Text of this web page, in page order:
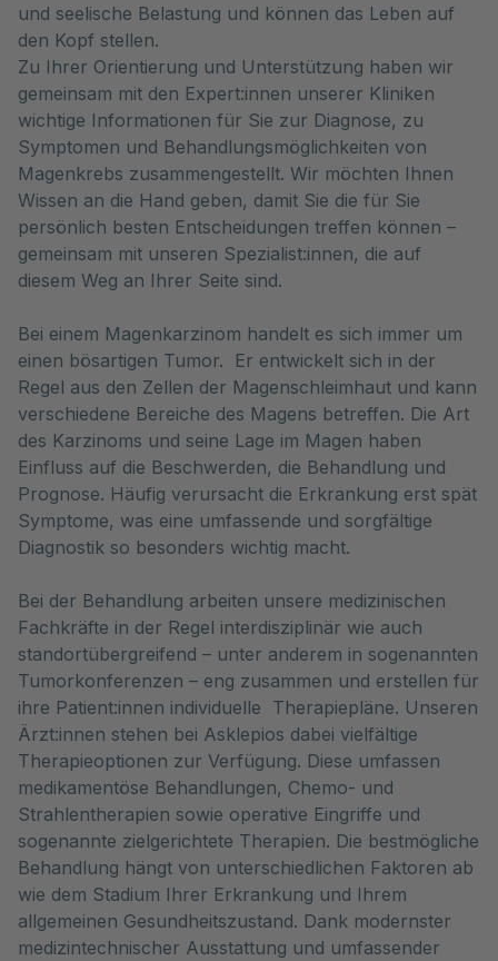
und seelische Belastung und können das Leben auf
den Kopf stellen.
Zu Ihrer Orientierung und Unterstützung haben wir
gemeinsam mit den Expert:innen unserer Kliniken
wichtige Informationen für Sie zur Diagnose, zu
Symptomen und Behandlungsmöglichkeiten von
Magenkrebs zusammengestellt. Wir möchten Ihnen
Wissen an die Hand geben, damit Sie die für Sie
persönlich besten Entscheidungen treffen können –
gemeinsam mit unseren Spezialist:innen, die auf
diesem Weg an Ihrer Seite sind.
Bei einem Magenkarzinom handelt es sich immer um
einen bösartigen Tumor. Er entwickelt sich in der
Regel aus den Zellen der Magenschleimhaut und kann
verschiedene Bereiche des Magens betreffen. Die Art
des Karzinoms und seine Lage im Magen haben
Einfluss auf die Beschwerden, die Behandlung und
Prognose. Häufig verursacht die Erkrankung erst spät
Symptome, was eine umfassende und sorgfältige
Diagnostik so besonders wichtig macht.
Bei der Behandlung arbeiten unsere medizinischen
Fachkräfte in der Regel interdisziplinär wie auch
standortübergreifend – unter anderem in sogenannten
Tumorkonferenzen – eng zusammen und erstellen für
ihre Patient:innen individuelle Therapiepläne. Unseren
Ärzt:innen stehen bei Asklepios dabei vielfältige
Therapieoptionen zur Verfügung. Diese umfassen
medikamentöse Behandlungen, Chemo- und
Strahlentherapien sowie operative Eingriffe und
sogenannte zielgerichtete Therapien. Die bestmögliche
Behandlung hängt von unterschiedlichen Faktoren ab
wie dem Stadium Ihrer Erkrankung und Ihrem
allgemeinen Gesundheitszustand. Dank modernster
medizintechnischer Ausstattung und umfassender